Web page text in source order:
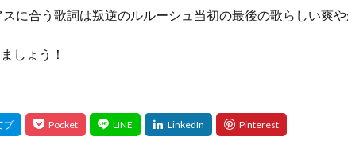
に合う歌詞は叛逆のルルーシュ当初の最後の歌らしい爽
しょう！